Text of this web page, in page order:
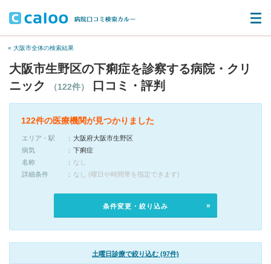
« 大阪市全体の検索結果
大阪市生野区の下痢症を診察する病院・クリ
ニック
（122件） 口コミ・評判
122件の医療機関が見つかりました
エリア・駅
大阪府大阪市生野区
病気
下痢症
名称
なし
詳細条件
なし (曜日や時間帯を指定できます)
条件変更・絞り込み
土曜日診療で絞り込む (97件)